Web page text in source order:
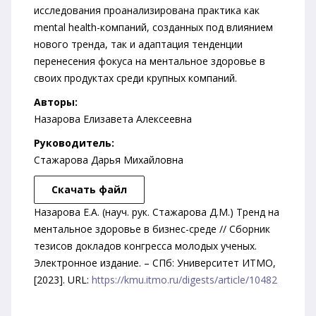
исследования проанализирована практика как
mental health-компаний, созданных под влиянием
нового тренда, так и адаптация тенденции
перенесения фокуса на ментальное здоровье в
своих продуктах среди крупных компаний.
Авторы:
Назарова Елизавета Алексеевна
Руководитель:
Стажарова Дарья Михайловна
Скачать файл
Назарова Е.А. (науч. рук. Стажарова Д.М.) Тренд на
ментальное здоровье в бизнес-среде // Сборник
тезисов докладов конгресса молодых ученых.
Электронное издание. – СПб: Университет ИТМО,
[2023]. URL: https://kmu.itmo.ru/digests/article/10482